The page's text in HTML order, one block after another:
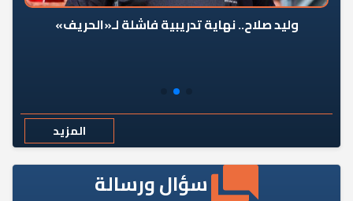
وليد صلاح.. نهاية تدريبية فاشلة لـ«الحريف»
المزيد
سؤال ورسالة